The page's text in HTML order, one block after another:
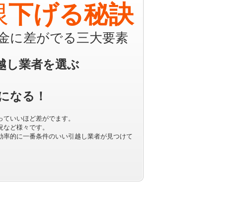
下げる秘訣
に差がでる三大要素
し業者を選ぶ
なる！
いいほど差がでます。
ど様々です。
的に一番条件のいい引越し業者が見つけて